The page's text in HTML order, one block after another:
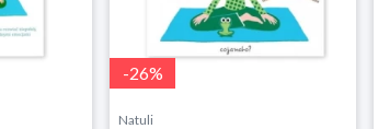
-26%
Natuli